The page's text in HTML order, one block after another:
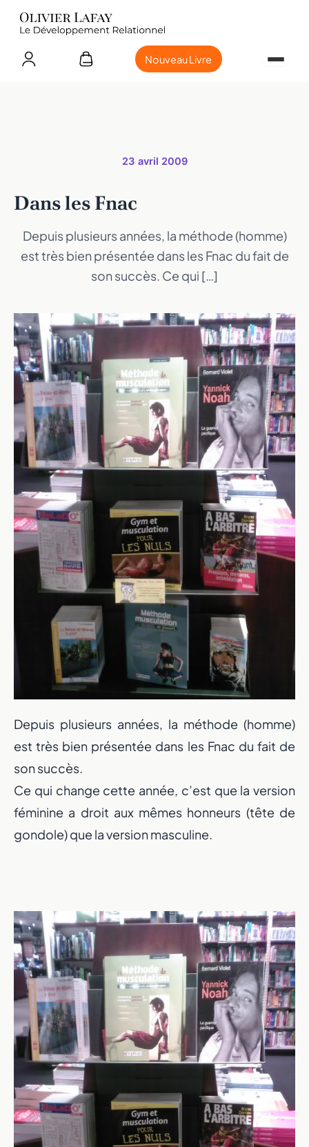
Nouveau Livre
23 avril 2009
Dans les Fnac
Depuis plusieurs années, la méthode (homme)
est très bien présentée dans les Fnac du fait de
son succès. Ce qui […]
Depuis plusieurs années, la méthode (homme)
est très bien présentée dans les Fnac du fait de
son succès.
Ce qui change cette année, c’est que la version
féminine a droit aux mêmes honneurs (tête de
gondole) que la version masculine.